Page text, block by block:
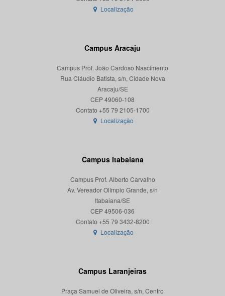
Localização
Campus Aracaju
Campus Prof. João Cardoso Nascimento
Rua Cláudio Batista, s/n, Cidade Nova
Aracaju/SE
CEP 49060-108
Localização
Campus Itabaiana
Campus Prof. Alberto Carvalho
Av. Vereador Olímpio Grande, s/n
Itabaiana/SE
CEP 49506-036
Localização
Campus Laranjeiras
Praça Samuel de Oliveira, s/n, Centro